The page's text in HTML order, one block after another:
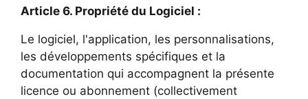
Article 6. Propriété du Logiciel :
Le logiciel, l'application, les personnalisations,
les développements spécifiques et la
documentation qui accompagnent la présente
licence ou abonnement (collectivement